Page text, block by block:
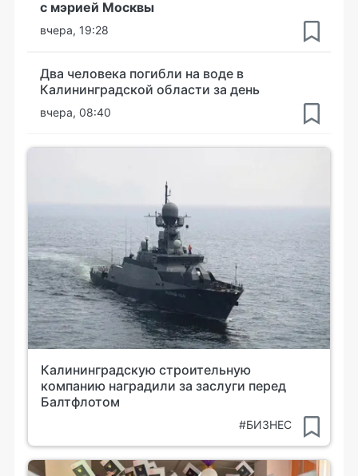
с мэрией Москвы
вчера, 19:28
Два человека погибли на воде в
Калининградской области за день
вчера, 08:40
Калининградскую строительную
компанию наградили за заслуги перед
Балтфлотом
#БИЗНЕС